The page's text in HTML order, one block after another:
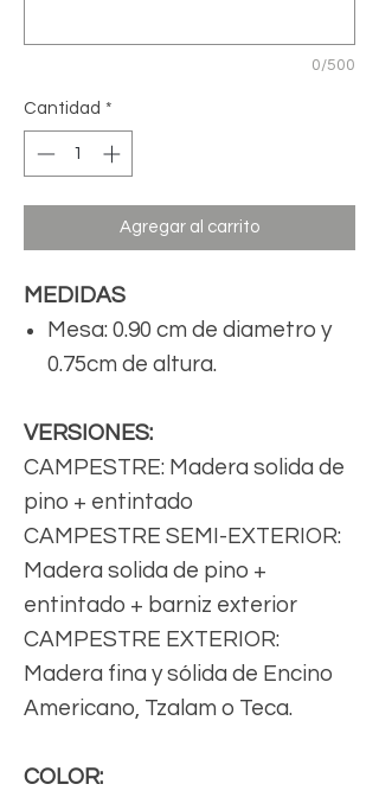
0/500
Cantidad *
Agregar al carrito
MEDIDAS
Mesa: 0.90 cm de diametro y
0.75cm de altura.
VERSIONES:
CAMPESTRE: Madera solida de
pino + entintado
CAMPESTRE SEMI-EXTERIOR:
Madera solida de pino +
entintado + barniz exterior
CAMPESTRE EXTERIOR:
Madera fina y sólida de Encino
Americano, Tzalam o Teca.
COLOR: